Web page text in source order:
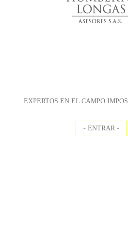
EXPERTOS EN EL CAMPO
- ENTRAR -